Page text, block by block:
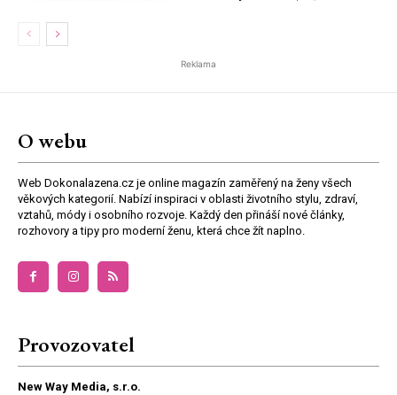
Reklama
O webu
Web Dokonalazena.cz je online magazín zaměřený na ženy všech
věkových kategorií. Nabízí inspiraci v oblasti životního stylu, zdraví,
vztahů, módy i osobního rozvoje. Každý den přináší nové články,
rozhovory a tipy pro moderní ženu, která chce žít naplno.
Provozovatel
New Way Media, s.r.o.